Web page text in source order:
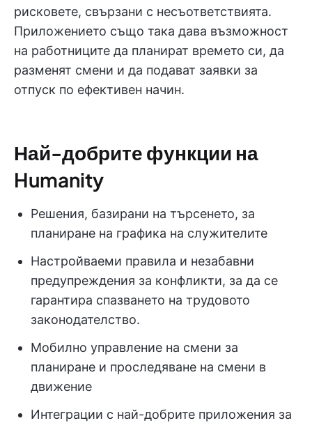
рисковете, свързани с несъответствията.
Приложението също така дава възможност
на работниците да планират времето си, да
разменят смени и да подават заявки за
отпуск по ефективен начин.
Най-добрите функции на
Humanity
Решения, базирани на търсенето, за
планиране на графика на служителите
Настройваеми правила и незабавни
предупреждения за конфликти, за да се
гарантира спазването на трудовото
законодателство.
Мобилно управление на смени за
планиране и проследяване на смени в
движение
Интеграции с най-добрите приложения за